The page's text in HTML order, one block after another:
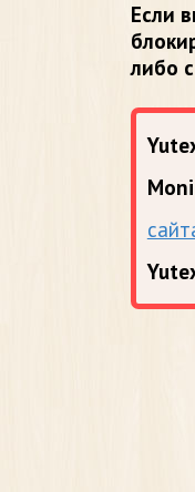
Если
либо